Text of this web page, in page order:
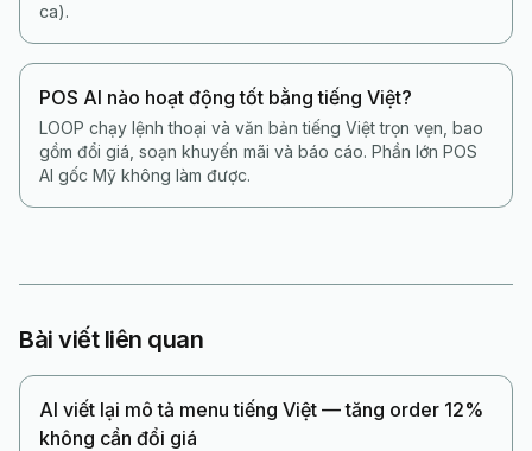
ca).
POS AI nào hoạt động tốt bằng tiếng Việt?
LOOP chạy lệnh thoại và văn bản tiếng Việt trọn vẹn, bao
gồm đổi giá, soạn khuyến mãi và báo cáo. Phần lớn POS
AI gốc Mỹ không làm được.
Bài viết liên quan
AI viết lại mô tả menu tiếng Việt — tăng order 12%
không cần đổi giá